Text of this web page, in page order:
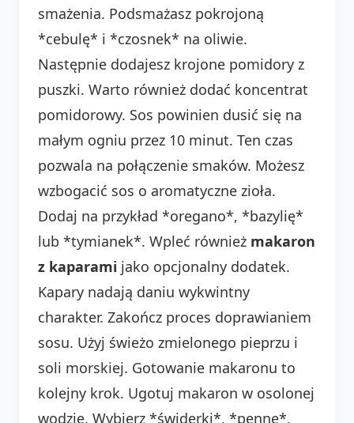
smażenia. Podsmażasz pokrojoną
*cebulę* i *czosnek* na oliwie.
Następnie dodajesz krojone pomidory z
puszki. Warto również dodać koncentrat
pomidorowy. Sos powinien dusić się na
małym ogniu przez 10 minut. Ten czas
pozwala na połączenie smaków. Możesz
wzbogacić sos o aromatyczne zioła.
Dodaj na przykład *oregano*, *bazylię*
lub *tymianek*. Wpleć również makaron
z kaparami jako opcjonalny dodatek.
Kapary nadają daniu wykwintny
charakter. Zakończ proces doprawianiem
sosu. Użyj świeżo zmielonego pieprzu i
soli morskiej. Gotowanie makaronu to
kolejny krok. Ugotuj makaron w osolonej
wodzie. Wybierz *świderki*, *penne*,